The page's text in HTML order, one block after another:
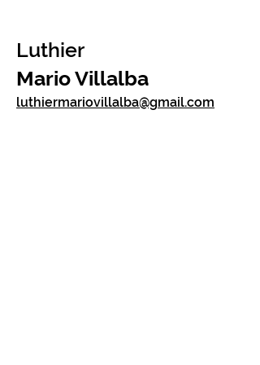
Luthier
Mario Villalba
luthiermariovillalba@gmail.com